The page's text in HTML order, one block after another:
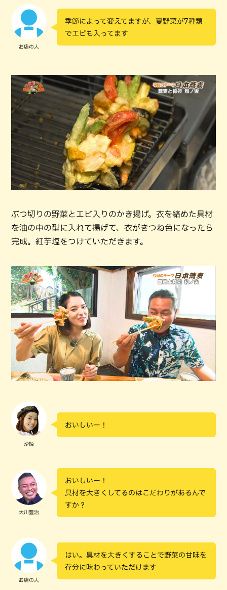
お店の人
季節によって変えてますが、夏野菜が7種類
でエビも入ってます
ぶつ切りの野菜とエビ入りのかき揚げ。衣を絡めた具材
を油の中の型に入れて揚げて、衣がきつね色になったら
完成。紅芋塩をつけていただきます。
沙姫
おいしいー！
大川豊治
おいしいー！
具材を大きくしてるのはこだわりがあるんで
すか？
お店の人
はい。具材を大きくすることで野菜の甘味を
存分に味わっていただけます